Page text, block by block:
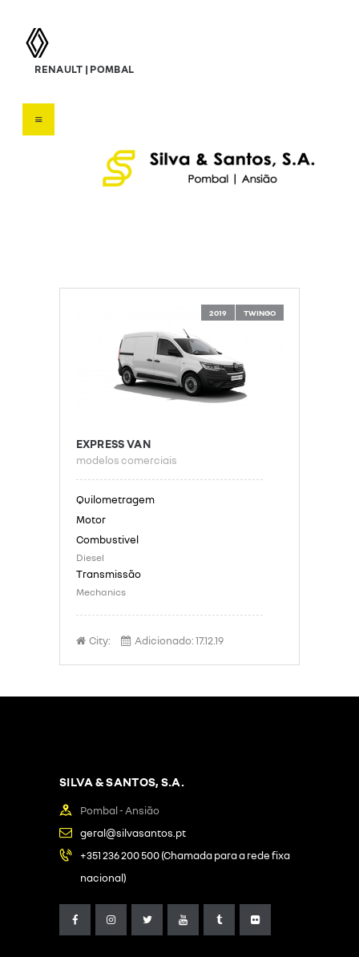
RENAULT | POMBALConcessionário Renault
HOME
2019 TWINGO
EXPRESS VAN
modelos comerciais
Diesel
Mechanics
City: Adicionado:17.12.19
SILVA & SANTOS, S.A.
Pombal - Ansião
geral@silvasantos.pt
+351 236 200 500 (Chamada para a rede fixa
nacional)